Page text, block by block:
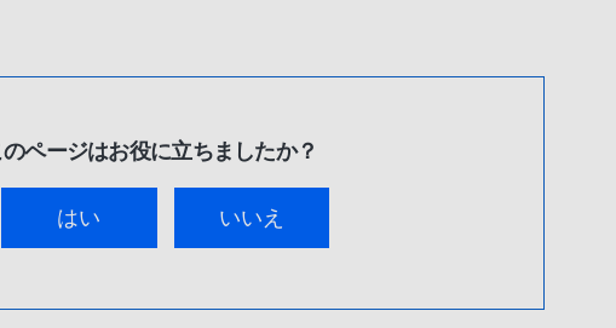
のページはお役に立ちましたか？
はい いいえ